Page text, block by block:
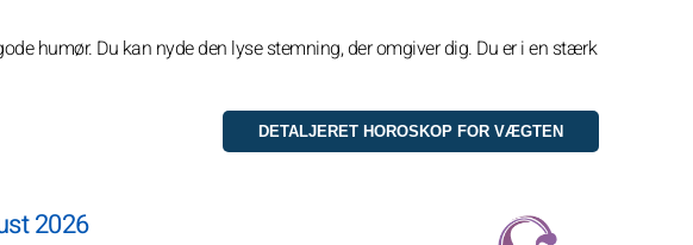
humør. Du kan nyde den lyse stemning, der omgiver dig. Du er i en stærk
2026